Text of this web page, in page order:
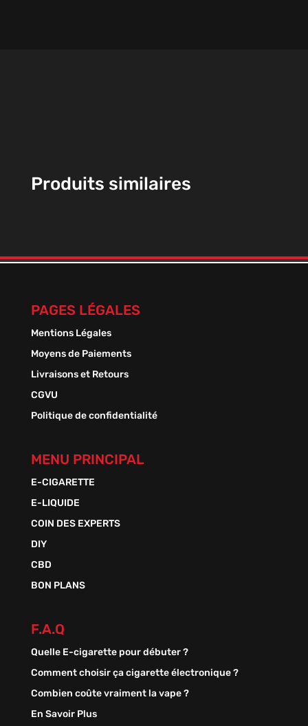
Produits similaires
PAGES LÉGALES
Mentions Légales
Moyens de Paiements
Livraisons et Retours
CGVU
Politique de confidentialité
MENU PRINCIPAL
E-CIGARETTE
E-LIQUIDE
COIN DES EXPERTS
DIY
CBD
BON PLANS
F.A.Q
Quelle E-cigarette pour débuter ?
Comment choisir ça cigarette électronique ?
Combien coûte vraiment la vape ?
En Savoir Plus